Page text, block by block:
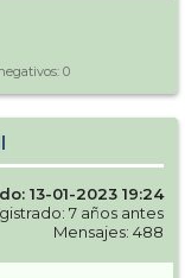
0
13-01-2023 19:24
7 años antes
Mensajes: 488